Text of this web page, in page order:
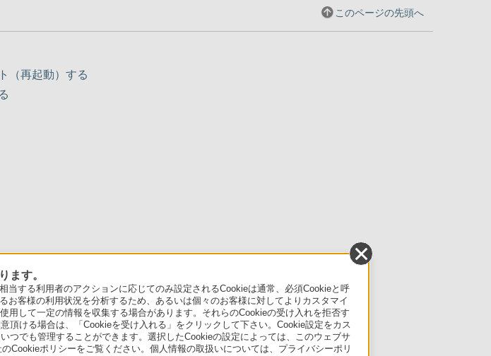
このページの先頭へ
（再起動）する
ます。
する利用者のアクションに応じてのみ設定されるCookieは通常、必須Cookieと呼
客様の利用状況を分析するため、あるいは個々のお客様に対してよりカスタマイ
して一定の情報を収集する場合があります。それらのCookieの受け入れを拒否す
頂ける場合は、「Cookieを受け入れる」をクリックして下さい。Cookie設定をカス
つでも管理することができます。選択したCookieの設定によっては、このウェブサ
Cookieポリシーをご覧ください。個人情報の取扱いについては、プライバシーポリ